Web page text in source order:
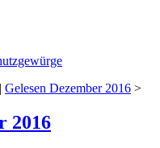
| Gelesen Dezember 2016 >
2016